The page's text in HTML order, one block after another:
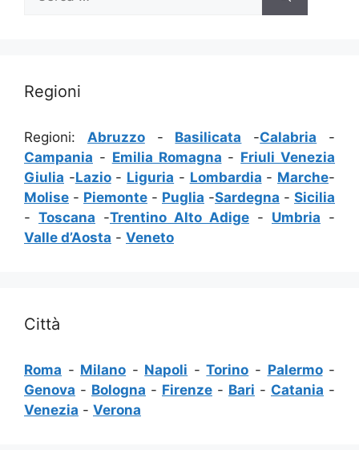
per:
Regioni
Regioni: Abruzzo- Basilicata -Calabria -
Campania - Emilia Romagna - Friuli Venezia
Giulia -Lazio- Liguria - Lombardia - Marche-
Molise - Piemonte - Puglia -Sardegna - Sicilia
- Toscana -Trentino Alto Adige - Umbria -
Valle d’Aosta - Veneto
Città
Roma - Milano - Napoli -Torino - Palermo-
Genova - Bologna - Firenze - Bari - Catania -
Venezia - Verona